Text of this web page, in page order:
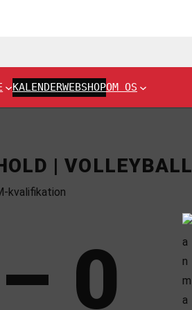
KALENDERWEBSHOPOM OS
| VOLLEYBALL
kvalifikation
0